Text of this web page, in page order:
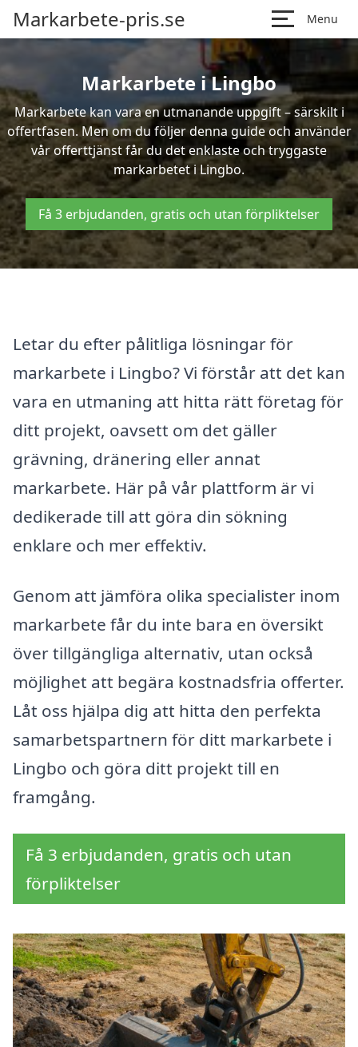
Markarbete-pris.se Menu
Markarbete i Lingbo
Markarbete kan vara en utmanande uppgift – särskilt i
offertfasen. Men om du följer denna guide och använder
vår offerttjänst får du det enklaste och tryggaste
markarbetet i Lingbo.
Få 3 erbjudanden, gratis och utan förpliktelser
Letar du efter pålitliga lösningar för
markarbete i Lingbo? Vi förstår att det kan
vara en utmaning att hitta rätt företag för
ditt projekt, oavsett om det gäller
grävning, dränering eller annat
markarbete. Här på vår plattform är vi
dedikerade till att göra din sökning
enklare och mer effektiv.
Genom att jämföra olika specialister inom
markarbete får du inte bara en översikt
över tillgängliga alternativ, utan också
möjlighet att begära kostnadsfria offerter.
Låt oss hjälpa dig att hitta den perfekta
samarbetspartnern för ditt markarbete i
Lingbo och göra ditt projekt till en
framgång.
Få 3 erbjudanden, gratis och utan
förpliktelser